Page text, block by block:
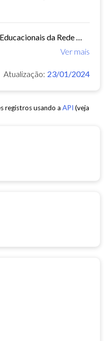
Ver mais
Atualização: 23/01/2024
registros usando a API (veja